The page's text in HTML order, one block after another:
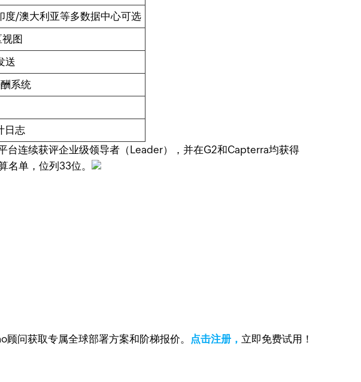
度/澳大利亚等多数据中心可选
图
送
系统
日志
连续获评企业级领导者（Leader），并在G2和Capterra均获得
名单，位列33位。
问获取专属全球部署方案和阶梯报价。 点击注册， 立即免费试用！